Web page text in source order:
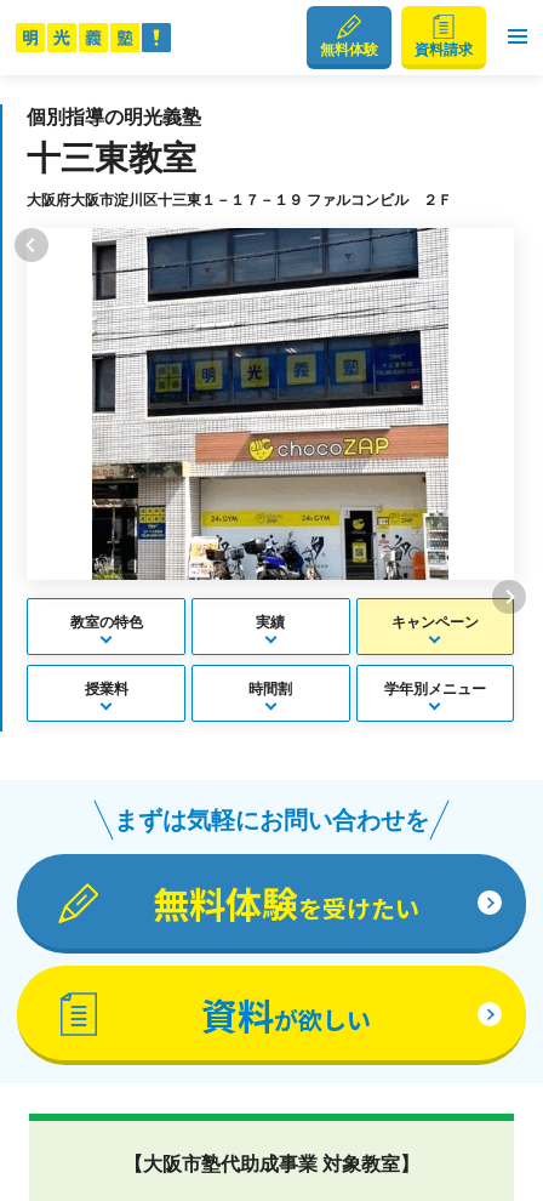
無料体験 資料請求
個別指導の明光義塾
十三東教室
大阪府大阪市淀川区十三東１－１７－１９ ファルコンビル ２Ｆ
教室の特色 実績 キャンペーン
授業料 時間割 学年別メニュー
まずは気軽にお問い合わせを
無料体験を受けたい
資料が欲しい
【大阪市塾代助成事業 対象教室】